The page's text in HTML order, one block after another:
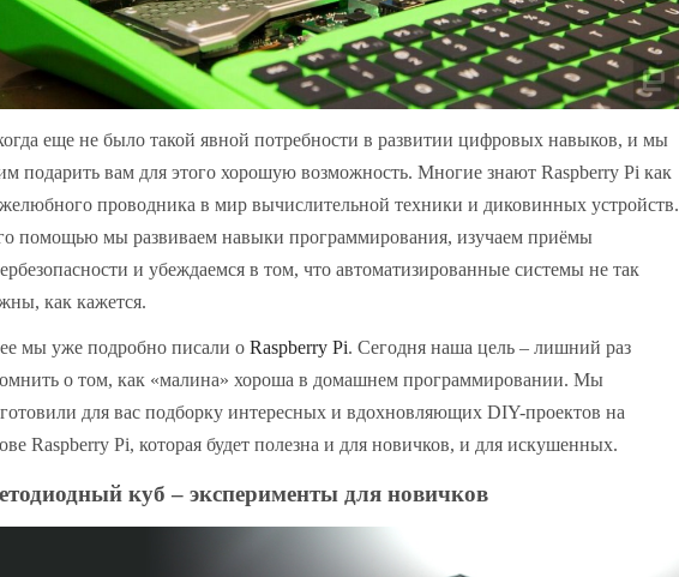
еще не было такой явной потребности в развитии цифровых навыков, и мы
подарить вам для этого хорошую возможность. Многие знают Raspberry Pi как
проводника в мир вычислительной техники и диковинных устройств.
помощью мы развиваем навыки программирования, изучаем приёмы
и убеждаемся в том, что автоматизированные системы не так
как кажется.
мы уже подробно писали о Raspberry Pi. Сегодня наша цель – лишний раз
о том, как «малина» хороша в домашнем программировании. Мы
для вас подборку интересных и вдохновляющих DIY-проектов на
Raspberry Pi, которая будет полезна и для новичков, и для искушенных.
куб – эксперименты для новичков